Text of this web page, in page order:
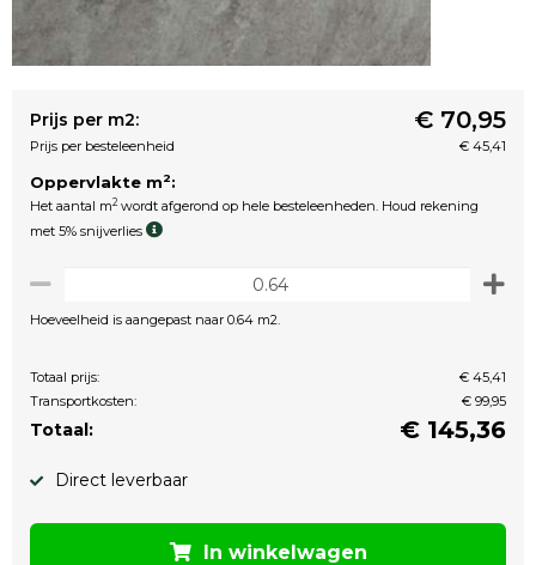
Prijs per m2: € 70,95
Prijs per besteleenheid € 45,41
Oppervlakte m2:
Het aantal m2 wordt afgerond op hele besteleenheden. Houd rekening
met 5% snijverlies
Hoeveelheid is aangepast naar 0.64 m2.
Totaal prijs:
€ 45,41
Transportkosten:
€ 99,95
Totaal: € 145,36
Direct leverbaar
In winkelwagen